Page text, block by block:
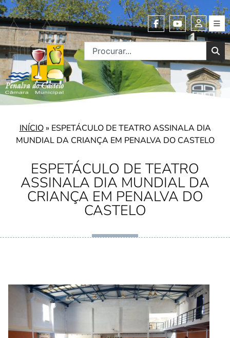
ESPETÁCULO DE TEATRO
ASSINALA DIA MUNDIAL DA
CRIANÇA EM PENALVA DO
CASTELO
INÍCIO» ESPETÁCULO DE TEATRO ASSINALA DIA
MUNDIAL DA CRIANÇA EM PENALVA DO CASTELO